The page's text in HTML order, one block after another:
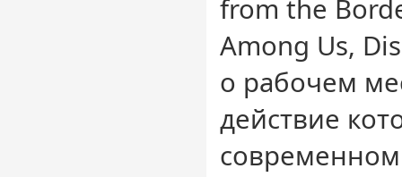
from the
Among Us,
о рабочем
действие